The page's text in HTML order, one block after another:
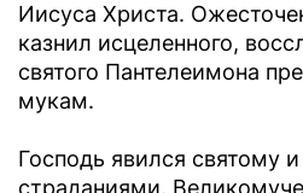
Иисуса Христа.
казнил исцеленного,
святого Пантелеимона
мукам.
Господь явился святому
страданиями.